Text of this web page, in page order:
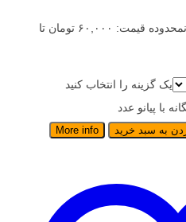
محدوده قیمت: ۶۰,۰۰۰ تومان تا
یک گزینه را انتخاب کنید
با پیانو عدد
به سبد خرید More info